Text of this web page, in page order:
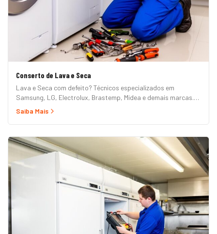
Conserto de Lava e Seca
Lava e Seca com defeito? Técnicos especializados em
Samsung, LG, Electrolux, Brastemp, Midea e demais marcas.
Erros de painel, não centrifuga, não seca, vazamento e mais.
Saiba Mais